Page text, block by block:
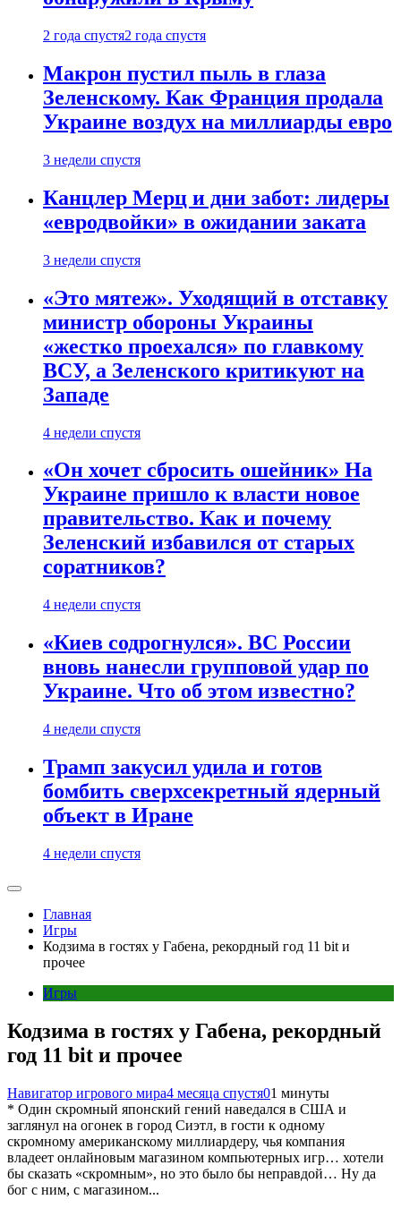
2 года спустя2 года спустя
Макрон пустил пыль в глаза
Зеленскому. Как Франция продала
Украине воздух на миллиарды евро
3 недели спустя
Канцлер Мерц и дни забот: лидеры
«евродвойки» в ожидании заката
3 недели спустя
«Это мятеж». Уходящий в отставку
министр обороны Украины
«жестко проехался» по главкому
ВСУ, а Зеленского критикуют на
Западе
4 недели спустя
«Он хочет сбросить ошейник» На
Украине пришло к власти новое
правительство. Как и почему
Зеленский избавился от старых
соратников?
4 недели спустя
«Киев содрогнулся». ВС России
вновь нанесли групповой удар по
Украине. Что об этом известно?
4 недели спустя
Трамп закусил удила и готов
бомбить сверхсекретный ядерный
объект в Иране
4 недели спустя
Главная
Игры
Кодзима в гостях у Габена, рекордный год 11 bit и
прочее
Игры
Кодзима в гостях у Габена, рекордный
год 11 bit и прочее
Навигатор игрового мира4 месяца спустя01 минуты
* Один скромный японский гений наведался в США и
заглянул на огонек в город Сиэтл, в гости к одному
скромному американскому миллиардеру, чья компания
владеет онлайновым магазином компьютерных игр… хотели
бы сказать «скромным», но это было бы неправдой… Ну да
бог с ним, с магазином...